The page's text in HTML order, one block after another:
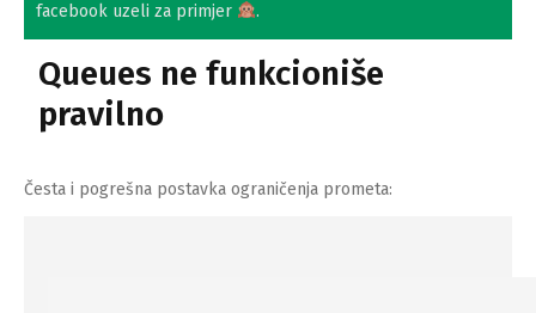
facebook uzeli za primjer
.
Queues ne funkcioniše
pravilno
Česta i pogrešna postavka ograničenja prometa: